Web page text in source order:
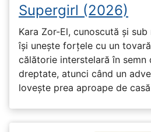
Supergirl (2026)
Kara Zor-El, cunoscută și
își unește forțele cu un
călătorie interstelară în semn
dreptate, atunci când un
lovește prea aproape de